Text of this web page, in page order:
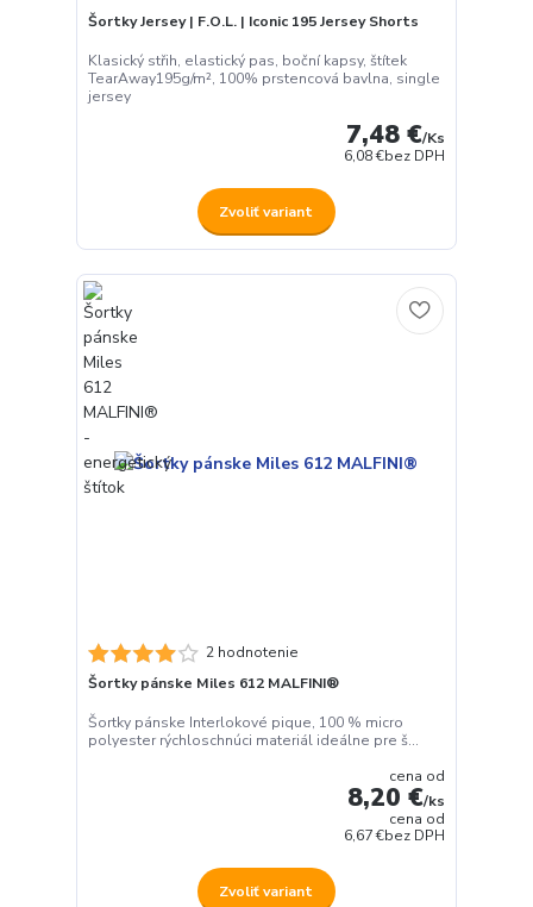
Šortky Jersey | F.O.L. | Iconic 195 Jersey Shorts
Klasický střih, elastický pas, boční kapsy, štítek
TearAway195g/m², 100% prstencová bavlna, single
jersey
7,48 €/Ks
6,08 €bez DPH
Zvoliť variant
2 hodnotenie
Šortky pánske Miles 612 MALFINI®
Šortky pánske Interlokové pique, 100 % micro
polyester rýchloschnúci materiál ideálne pre š...
cena od
8,20 €/ks
cena od
6,67 €bez DPH
Zvoliť variant